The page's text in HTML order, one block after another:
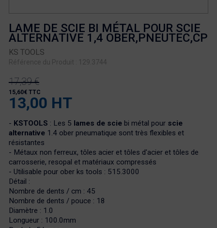
LAME DE SCIE BI MÉTAL POUR SCIE
ALTERNATIVE 1,4 OBER,PNEUTEC,CP
KS TOOLS
Référence du Produit : 129.3744
17,39 €
13,00 HT
15,60€ TTC
- KSTOOLS : Les 5 lames de sciebi métal pour scie
alternative1.4 ober pneumatique sont très flexibles et
résistantes
- Métaux non ferreux, tôles acier et tôles d'acier et tôles de
carrosserie, resopal et matériaux compressés
- Utilisable pour ober ks tools : 515.3000
Détail :
Nombre de dents / cm : 45
Nombre de dents / pouce : 18
Diamètre : 1.0
Longueur : 100.0mm